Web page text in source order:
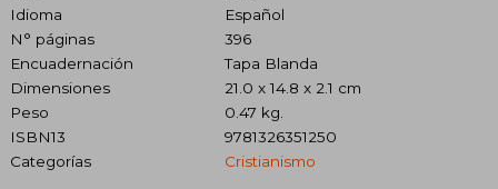
Idioma
Español
N° páginas
396
Encuadernación
Tapa Blanda
Dimensiones
21.0 x 14.8 x 2.1 cm
Peso
0.47 kg.
ISBN13
9781326351250
Categorías
Cristianismo